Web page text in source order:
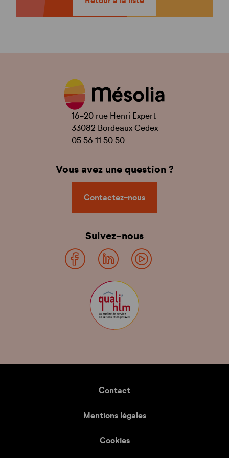
16-20 rue Henri Expert
33082 Bordeaux Cedex
05 56 11 50 50
Vous avez une question ?
Contactez-nous
Suivez-nous
Contact
Mentions légales
Cookies